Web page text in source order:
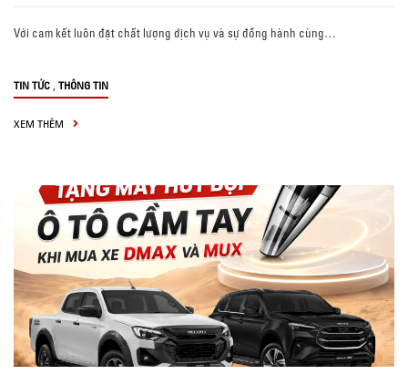
Với cam kết luôn đặt chất lượng dịch vụ và sự đồng hành cùng…
TIN TỨC , THÔNG TIN
XEM THÊM